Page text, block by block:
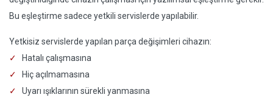
Bu eşleştirme sadece yetkili servislerde yapılabilir.
Yetkisiz servislerde yapılan parça değişimleri cihazın:
Hatalı çalışmasına
Hiç açılmamasına
Uyarı ışıklarının sürekli yanmasına